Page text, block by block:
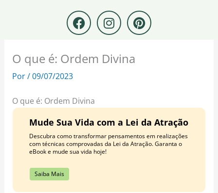
F
a
c
e
b
k
I
n
s
t
a
m
P
i
n
t
O que é: Ordem Divina
Por/09/07/2023
O que é: Ordem Divina
Mude Sua Vida com a Lei da Atração
Descubra como transformar pensamentos em realizações
com técnicas comprovadas da Lei da Atração. Garanta o
eBook e mude sua vida hoje!
Saiba Mais